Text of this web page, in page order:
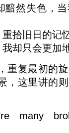
黯然失色，
拾旧日的记
却只会更加
重复最初的
，这里讲的
many